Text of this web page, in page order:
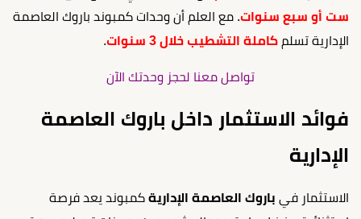
ست أو سبع سنوات. مع العلم أن وحدات كمبوند باروك العاصمة
الإدارية تسلم كاملة التشطيب خلال 3 سنوات .
تواصل معنا لحجز وحدتك الآن
فوائد الاستثمار داخل باروك العاصمة
الإدارية
الاستثمار في باروك العاصمة الإدارية كمبوند يعد فرصة